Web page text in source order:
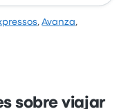
,Avanza,
sobre viajar